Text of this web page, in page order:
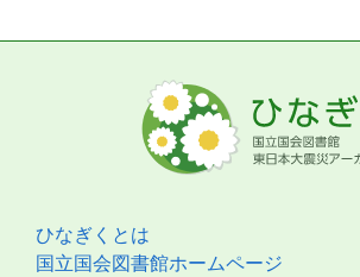
ひなぎくとは
国立国会図書館ホームページ